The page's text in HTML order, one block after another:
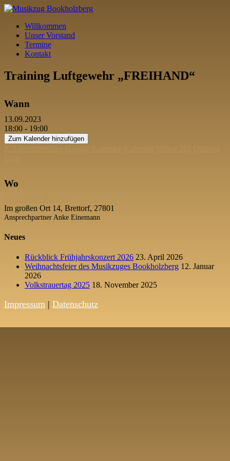
Willkommen
Unser Vorstand
Termine
Kontakt
Training Luftgewehr „FREIHAND“
Wann
13.09.2023
18:00 - 19:00
Zum Kalender hinzufügen
Wo
Im großen Ort 14, Brettorf, 27801
Ansprechpartner Anke Einemann
Neues
Rückblick Frühjahrskonzert 2026 23. April 2026
Weihnachtsfeier des Musikzuges Bookholzberg 12. Januar
2026
Volkstrauertag 2025 18. November 2025
Impressum | Datenschutz